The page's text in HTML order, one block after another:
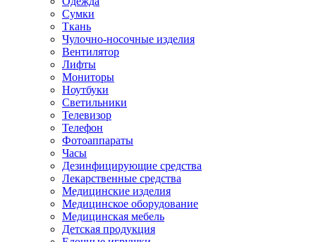
Сумки
Ткань
Чулочно-носочные изделия
Вентилятор
Лифты
Мониторы
Ноутбуки
Светильники
Телевизор
Телефон
Фотоаппараты
Часы
Дезинфицирующие средства
Лекарственные средства
Медицинские изделия
Медицинское оборудование
Медицинская мебель
Детская продукция